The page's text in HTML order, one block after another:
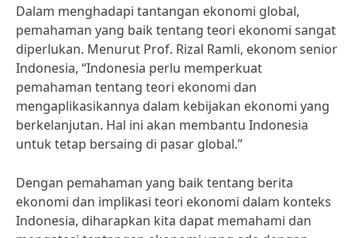
Dalam menghadapi tantangan ekonomi global,
pemahaman yang baik tentang teori ekonomi sangat
diperlukan. Menurut Prof. Rizal Ramli, ekonom senior
Indonesia, “Indonesia perlu memperkuat
pemahaman tentang teori ekonomi dan
mengaplikasikannya dalam kebijakan ekonomi yang
berkelanjutan. Hal ini akan membantu Indonesia
untuk tetap bersaing di pasar global.”
Dengan pemahaman yang baik tentang berita
ekonomi dan implikasi teori ekonomi dalam konteks
Indonesia, diharapkan kita dapat memahami dan